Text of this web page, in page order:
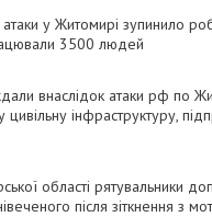
атаки у Житомирі зупинило
3500 людей
внаслідок атаки рф по
інфраструктуру,
області рятувальники
після зіткнення з